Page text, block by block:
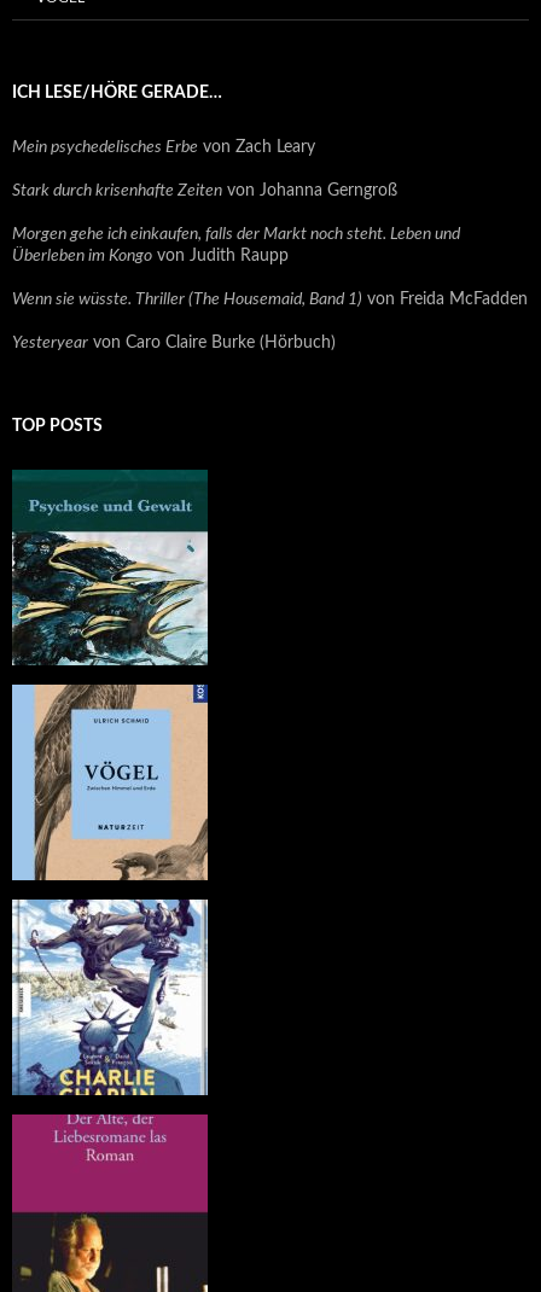
ICH LESE/HÖRE GERADE…
Mein psychedelisches Erbe von Zach Leary
Stark durch krisenhafte Zeiten von Johanna Gerngroß
Morgen gehe ich einkaufen, falls der Markt noch steht. Leben und
Überleben im Kongo von Judith Raupp
Wenn sie wüsste. Thriller (The Housemaid, Band 1) von Freida McFadden
Yesteryear von Caro Claire Burke (Hörbuch)
TOP POSTS